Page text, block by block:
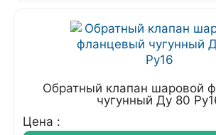
Обратный клапан шаровой
чугунный Ду 80
Цена :